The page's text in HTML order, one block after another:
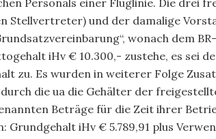
Personals einer Fluglinie. Die drei
Stellvertreter) und der damalige
wonach dem
iHv € 10.300,- zustehe, es sei
zu. Es wurden in weiterer Folge
die ua die Gehälter der
Beträge für die Zeit ihrer
Grundgehalt iHv € 5.789,91 plus